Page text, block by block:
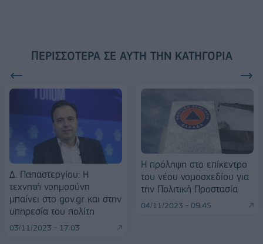
ΠΕΡΙΣΣΌΤΕΡΑ ΣΕ ΑΥΤΉ ΤΗΝ ΚΑΤΗΓΟΡΊΑ
Δ. Παπαστεργίου: Η
τεχνητή νοημοσύνη
μπαίνει στο gov.gr και στην
υπηρεσία του πολίτη
03/11/2023 - 17:03
Η πρόληψη στο επίκεντρο
του νέου νομοσχεδίου για
την Πολιτική Προστασία
04/11/2023 - 09:45